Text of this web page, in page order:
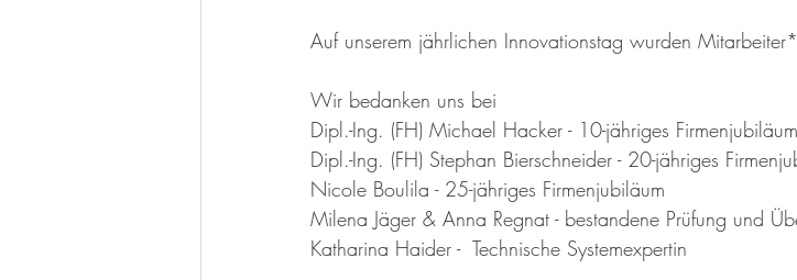
Auf unserem jährlichen Innovationstag wurden
Wir bedanken uns bei
Dipl.-Ing. (FH) Michael Hacker - 10-jähriges Firmenjubiläum
Dipl.-Ing. (FH) Stephan Bierschneider - 20-jähriges
Nicole Boulila - 25-jähriges Firmenjubiläum
Milena Jäger & Anna Regnat - bestandene Prüfung und
Katharina Haider -  Technische Systemexpertin